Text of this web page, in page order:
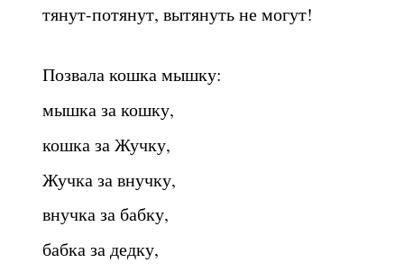
тянут-потянут, вытянуть не могут!
Позвала кошка мышку:
мышка за кошку,
кошка за Жучку,
Жучка за внучку,
внучка за бабку,
бабка за дедку,